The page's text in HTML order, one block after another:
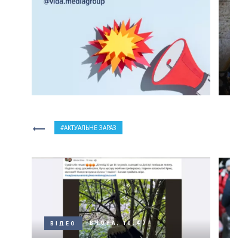
АКТУАЛЬНЕ ЗАРАЗ
ВІДЕО ВЧОРА, 10:47